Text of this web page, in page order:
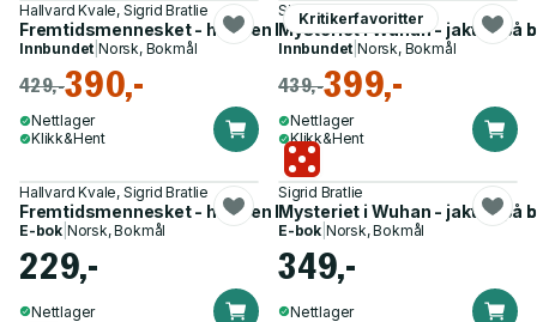
Hallvard Kvale, Sigrid Bratlie
Fremtidsmennesket - hva den bioteknologiske revolusjonen
Innbundet |Norsk, Bokmål
429,-390,-
Nettlager
Klikk&Hent
Kritikerfavoritter
Sigrid Bratlie
Mysteriet i Wuhan - jakten på
Innbundet |Norsk, Bokmål
439,-399,-
Nettlager
Klikk&Hent
Hallvard Kvale, Sigrid Bratlie
Fremtidsmennesket - hva den bioteknologiske revolusjonen
E-bok Norsk, Bokmål
229,-
Nettlager
Sigrid Bratlie
Mysteriet i Wuhan - jakten på
E-bok Norsk, Bokmål
349,-
Nettlager